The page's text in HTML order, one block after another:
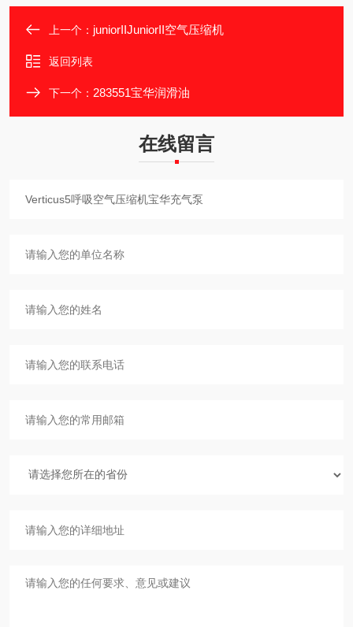
上一个： juniorIIJuniorII空气压缩机
返回列表
下一个： 283551宝华润滑油
在线留言